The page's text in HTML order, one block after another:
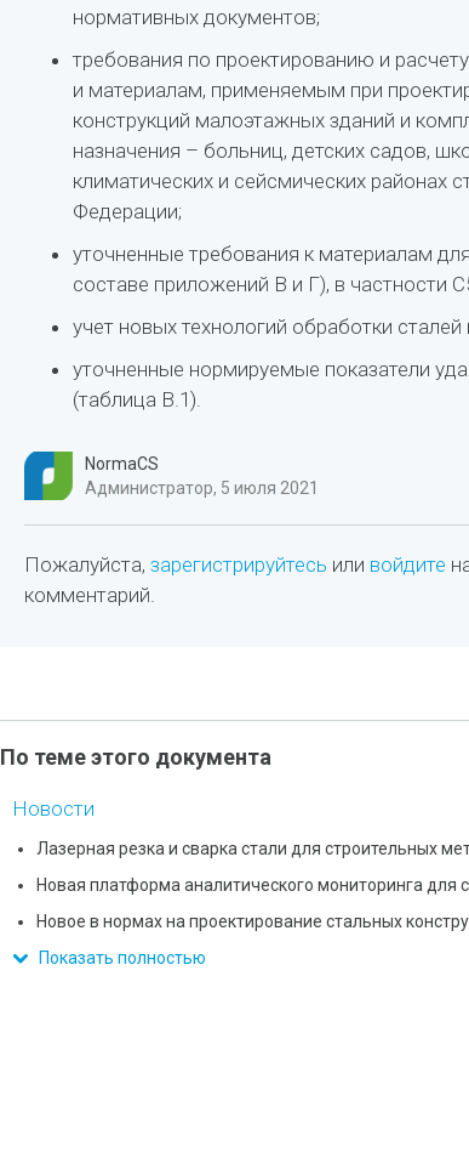
нормативных документов;
требования по проектированию и
и материалам, применяемым при
конструкций малоэтажных зданий и
назначения – больниц, детских садов,
климатических и сейсмических районах
Федерации;
уточненные требования к материалам
составе приложений В и Г), в частности
учет новых технологий обработки сталей
уточненные нормируемые показатели
(таблица В.1).
NormaCS
Администратор, 5 июля 2021
Пожалуйста, зарегистрируйтесь или войдите
комментарий.
По теме этого документа
Новости
Лазерная резка и сварка стали для строительных
Новая платформа аналитического мониторинга для
Новое в нормах на проектирование стальных
Показать полностью